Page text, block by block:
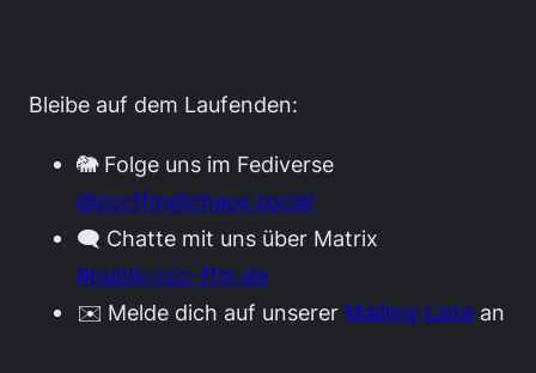
Bleibe auf dem Laufenden:
🐘 Folge uns im Fediverse
@cccffm@chaos.social
🗨️ Chatte mit uns über Matrix
#public:ccc-ffm.de
✉️ Melde dich auf unserer Mailing-Liste an